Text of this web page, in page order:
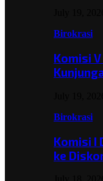
Birokrasi
Komisi
Birokrasi
Komisi I
ke